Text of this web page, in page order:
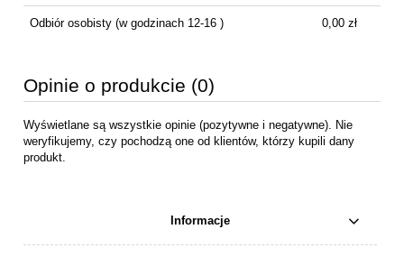
Odbiór osobisty(w godzinach 12-16 ) 0,00 zł
Opinie o produkcie (0)
Wyświetlane są wszystkie opinie (pozytywne i negatywne). Nie
weryfikujemy, czy pochodzą one od klientów, którzy kupili dany
produkt.
Informacje